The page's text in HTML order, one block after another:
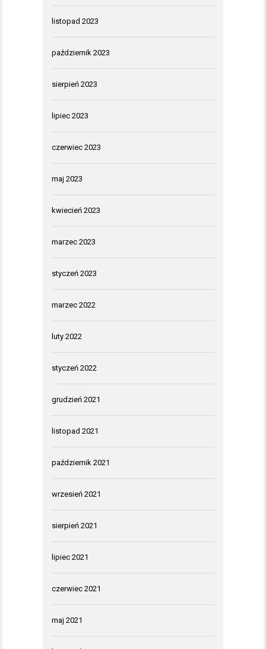
listopad 2023
październik 2023
sierpień 2023
lipiec 2023
czerwiec 2023
maj 2023
kwiecień 2023
marzec 2023
styczeń 2023
marzec 2022
luty 2022
styczeń 2022
grudzień 2021
listopad 2021
październik 2021
wrzesień 2021
sierpień 2021
lipiec 2021
czerwiec 2021
maj 2021